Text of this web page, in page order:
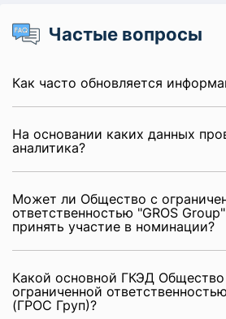
Частые вопросы
Как часто обновляется
На основании каких данных
аналитика?
Может ли Общество с
ответственностью "GROS
принять участие в номинации?
Какой основной ГКЭД Общество
ограниченной
(ГРОС Груп)?